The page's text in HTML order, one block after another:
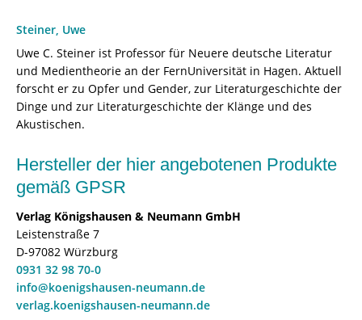
Steiner, Uwe
Uwe C. Steiner ist Professor für Neuere deutsche Literatur
und Medientheorie an der FernUniversität in Hagen. Aktuell
forscht er zu Opfer und Gender, zur Literaturgeschichte der
Dinge und zur Literaturgeschichte der Klänge und des
Akustischen.
Hersteller der hier angebotenen Produkte
gemäß GPSR
Verlag Königshausen & Neumann GmbH
Leistenstraße 7
D-97082 Würzburg
0931 32 98 70-0
info@koenigshausen-neumann.de
verlag.koenigshausen-neumann.de